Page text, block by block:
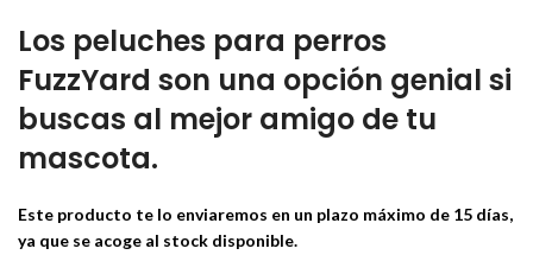
Los peluches para perros
FuzzYard son una opción genial si
buscas al mejor amigo de tu
mascota.
Este producto te lo enviaremos en un plazo máximo de 15 días,
ya que se acoge al stock disponible.